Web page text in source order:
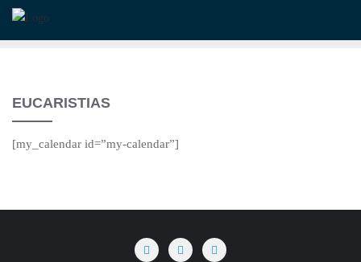
Skip
EUCARISTIAS
[my_calendar id=”my-calendar”]